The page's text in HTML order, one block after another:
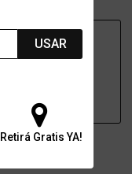
USAR
Gratis YA!
talle